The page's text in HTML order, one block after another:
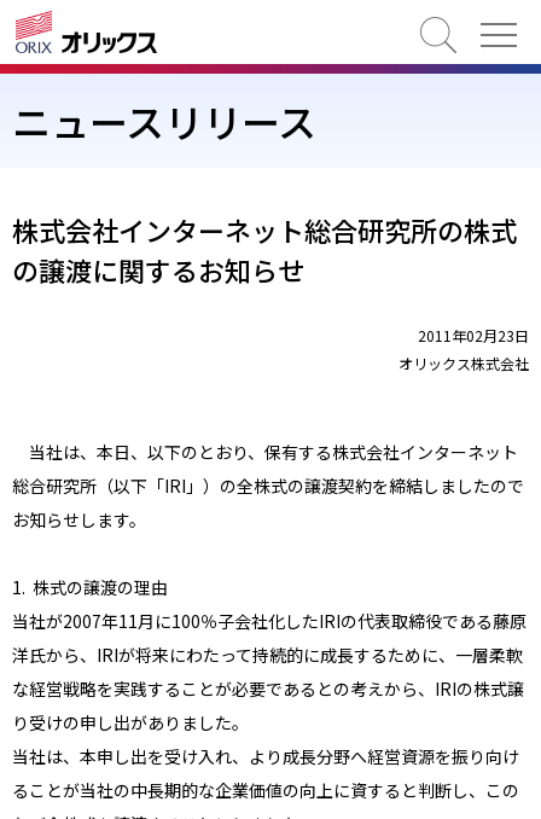
検索
ニュースリリース
株式会社インターネット総合研究所の株式
の譲渡に関するお知らせ
2011年02月23日
オリックス株式会社
当社は、本日、以下のとおり、保有する株式会社インターネット
総合研究所（以下「IRI」）の全株式の譲渡契約を締結しましたので
お知らせします。
1. 株式の譲渡の理由
当社が2007年11月に100％子会社化したIRIの代表取締役である藤原
洋氏から、IRIが将来にわたって持続的に成長するために、一層柔軟
な経営戦略を実践することが必要であるとの考えから、IRIの株式譲
り受けの申し出がありました。
当社は、本申し出を受け入れ、より成長分野へ経営資源を振り向け
ることが当社の中長期的な企業価値の向上に資すると判断し、この